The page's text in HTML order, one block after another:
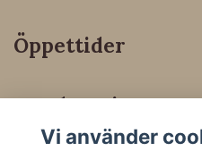
Öppettider
Kundservice
Vi använder